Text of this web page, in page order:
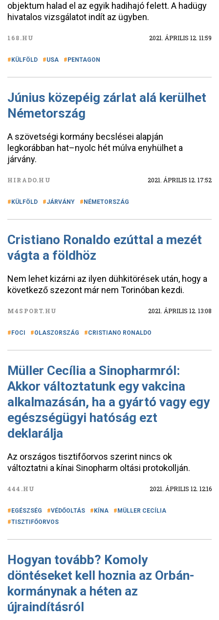
objektum halad el az egyik hadihajó felett. A hadügy
hivatalos vizsgálatot indít az ügyben.
168.HU 2021. ÁPRILIS 12. 11:59
KÜLFÖLD USA PENTAGON
Június közepéig zárlat alá kerülhet
Németország
A szövetségi kormány becslései alapján
legkorábban hat–nyolc hét múlva enyhülhet a
járvány.
HIRADO.HU 2021. ÁPRILIS 12. 17:52
KÜLFÖLD JÁRVÁNY NÉMETORSZÁG
Cristiano Ronaldo ezúttal a mezét
vágta a földhöz
Nem lehet kizárni az ilyen dühkitörések után, hogy a
következő szezont már nem Torinóban kezdi.
M4SPORT.HU 2021. ÁPRILIS 12. 13:08
FOCI OLASZORSZÁG CRISTIANO RONALDO
Müller Cecília a Sinopharmról:
Akkor változtatunk egy vakcina
alkalmazásán, ha a gyártó vagy egy
egészségügyi hatóság ezt
deklarálja
Az országos tisztifőorvos szerint nincs ok
változtatni a kínai Sinopharm oltási protokollján.
444.HU 2021. ÁPRILIS 12. 12:16
EGÉSZSÉG VÉDŐOLTÁS KÍNA
MÜLLER CECÍLIA
TISZTIFŐORVOS
Hogyan tovább? Komoly
döntéseket kell hoznia az Orbán-
kormánynak a héten az
újraindításról